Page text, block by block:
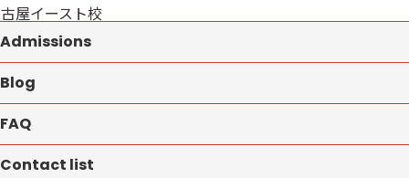
屋イースト校
Admissions
Blog
FAQ
Contact list